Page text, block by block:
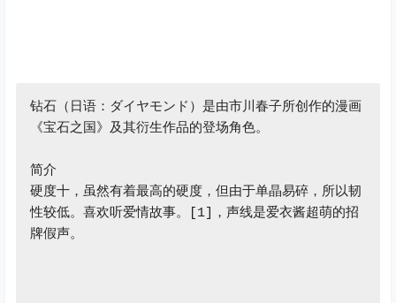
钻石（日语：ダイヤモンド）是由市川春子所创作的漫画
《宝石之国》及其衍生作品的登场角色。
简介
硬度十，虽然有着最高的硬度，但由于单晶易碎，所以韧
性较低。喜欢听爱情故事。[1]，声线是爱衣酱超萌的招